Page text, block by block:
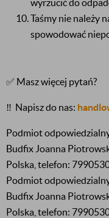
wyrzucić do
Taśmy nie należy
spowodować
✅ Masz więcej pytań?
‼️ Napisz do nas:
Podmiot
Budfix Joanna
Polska, telefon:
Podmiot
Budfix Joanna
Polska, telefon: